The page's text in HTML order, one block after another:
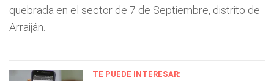
quebrada en el sector de 7 de Septiembre, distrito de
Arraiján.
TE PUEDE INTERESAR: